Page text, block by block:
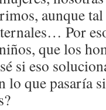
aunque
Por
que los
si eso
que pasaría